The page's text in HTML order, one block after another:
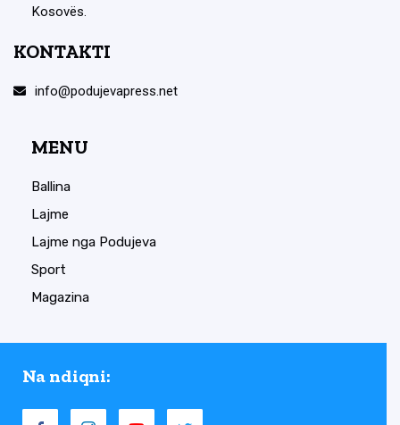
Kosovës.
KONTAKTI
info@podujevapress.net
MENU
Ballina
Lajme
Lajme nga Podujeva
Sport
Magazina
Na ndiqni: